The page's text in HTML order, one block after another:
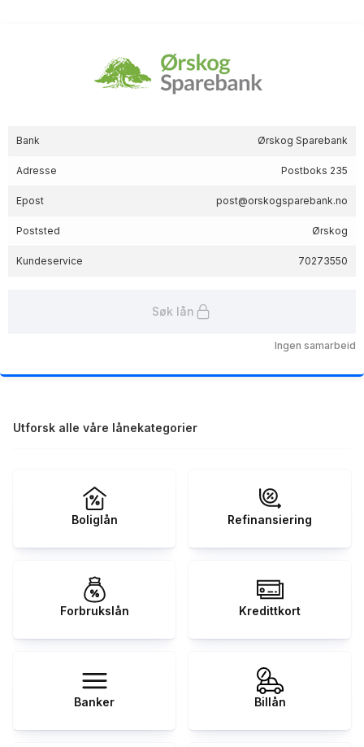
Bank Ørskog Sparebank
Adresse Postboks 235
Epost post@orskogsparebank.no
Poststed Ørskog
Kundeservice 70273550
Søk lån
Ingen samarbeid
Utforsk alle våre lånekategorier
Boliglån Refinansiering
Forbrukslån Kredittkort
Banker Billån